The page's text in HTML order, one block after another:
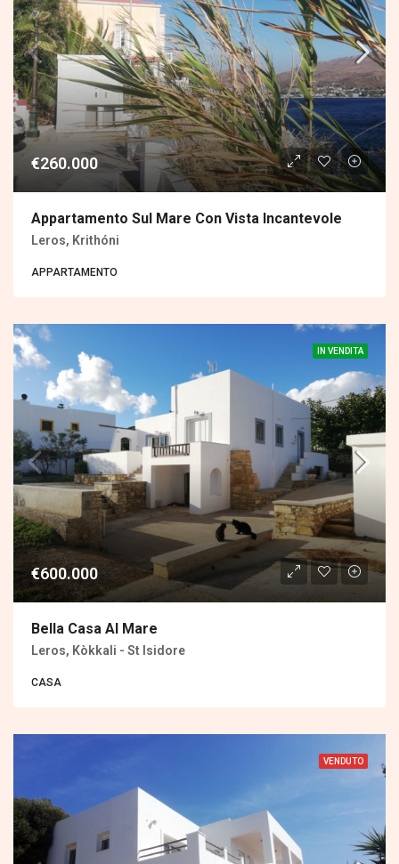
€260.000
Appartamento Sul Mare Con Vista Incantevole
Leros, Κrithóni
APPARTAMENTO
IN VENDITA
€600.000
Bella Casa Al Mare
Leros, Kòkkali - St Isidore
CASA
VENDUTO